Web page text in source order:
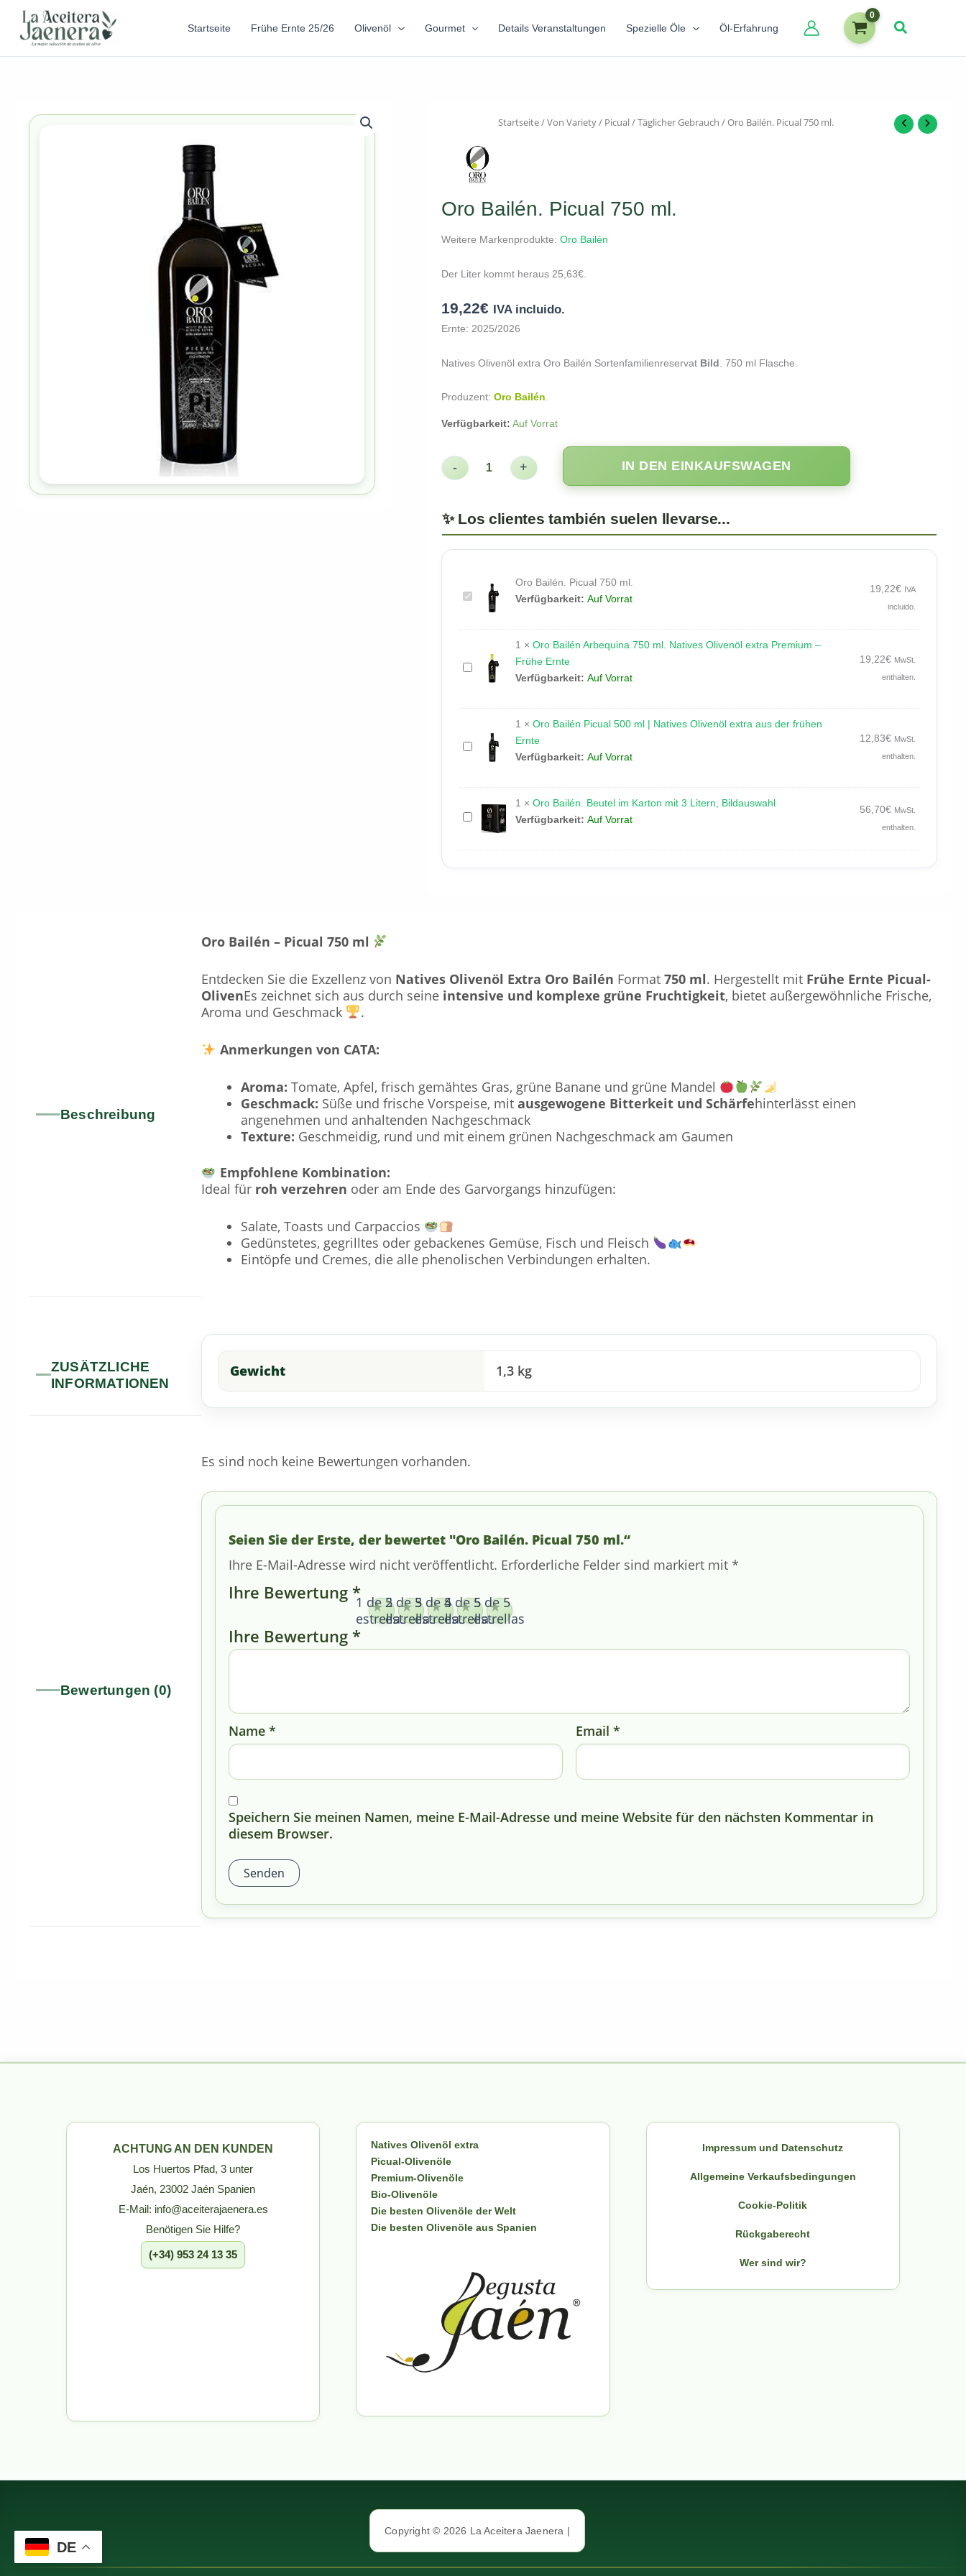
Startseite Frühe Ernte 25/26 Olivenöl Gourmet Details Veranstaltungen Spezielle Öle Öl-Erfahrung
Startseite/Von Variety/ Picual/Täglicher Gebrauch / Oro Bailén. Picual 750 ml.
Oro Bailén. Picual 750 ml.
Weitere Markenprodukte: Oro Bailén
Der Liter kommt heraus 25,63€.
19,22€ IVA incluido.
Ernte: 2025/2026
Natives Olivenöl extra Oro Bailén Sortenfamilienreservat Bild . 750 ml Flasche.
Produzent: Oro Bailén.
Verfügbarkeit: Auf Vorrat
- + IN DEN EINKAUFSWAGEN
Oro
Bailén.
Picual
ml.
Oro Bailén. Picual 750 ml.
Verfügbarkeit: Auf Vorrat
19,22€ IVA
incluido.
Oro
Bailén
Natives
–
Frühe
Ernte
1 × Oro Bailén Arbequina 750 ml. Natives Olivenöl extra Premium –
Frühe Ernte
Verfügbarkeit: Auf Vorrat
19,22€ MwSt.
enthalten.
Oro
Bailén
ml
1 × Oro Bailén Picual 500 ml | Natives Olivenöl extra aus der frühen
Ernte
Verfügbarkeit: Auf Vorrat
12,83€ MwSt.
enthalten.
Oro
Bailén.
Beutel
im
1 × Oro Bailén. Beutel im Karton mit 3 Litern, Bildauswahl
Verfügbarkeit: Auf Vorrat
56,70€ MwSt.
enthalten.
Beschreibung
Oro Bailén – Picual 750 ml
Entdecken Sie die Exzellenz von Natives Olivenöl Extra Oro Bailén Format 750 ml. Hergestellt mit Frühe Ernte Picual-
OlivenEs zeichnet sich aus durch seine intensive und komplexe grüne Fruchtigkeit, bietet außergewöhnliche Frische,
Aroma und Geschmack
.
Anmerkungen von CATA:
Aroma: Tomate, Apfel, frisch gemähtes Gras, grüne Banane und grüne Mandel
Geschmack: Süße und frische Vorspeise, mit ausgewogene Bitterkeit und Schärfehinterlässt einen
angenehmen und anhaltenden Nachgeschmack
Texture: Geschmeidig, rund und mit einem grünen Nachgeschmack am Gaumen
Empfohlene Kombination:
Ideal für roh verzehren oder am Ende des Garvorgangs hinzufügen:
Salate, Toasts und Carpaccios
Gedünstetes, gegrilltes oder gebackenes Gemüse, Fisch und Fleisch
Eintöpfe und Cremes, die alle phenolischen Verbindungen erhalten.
ZUSÄTZLICHE
INFORMATIONEN
Gewicht 1,3 kg
Bewertungen (0)
Es sind noch keine Bewertungen vorhanden.
Seien Sie der Erste, der bewertet "Oro Bailén. Picual 750 ml.“
Ihre E-Mail-Adresse wird nicht veröffentlicht. Erforderliche Felder sind markiert mit *
Ihre Bewertung *1 de 5
estrellas
2 de 5
estrellas
3 de 5
estrellas
4 de 5
estrellas
5 de 5
estrellas
Ihre Bewertung *
Name * Email*
Speichern Sie meinen Namen, meine E-Mail-Adresse und meine Website für den nächsten Kommentar in
diesem Browser.
ACHTUNG AN DEN KUNDEN
Los Huertos Pfad, 3 unter
Jaén, 23002 Jaén Spanien
E-Mail: info@aceiterajaenera.es
Benötigen Sie Hilfe?
(+34) 953 24 13 35
Natives Olivenöl extra
Picual-Olivenöle
Premium-Olivenöle
Bio-Olivenöle
Die besten Olivenöle der Welt
Die besten Olivenöle aus Spanien
Impressum und Datenschutz
Allgemeine Verkaufsbedingungen
Cookie-Politik
Rückgaberecht
Wer sind wir?
Copyright © 2026 La Aceitera Jaenera |
DE